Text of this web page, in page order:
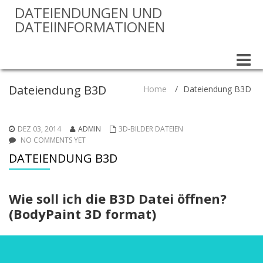
DATEIENDUNGEN UND
DATEIINFORMATIONEN
Toggle
Dateiendung B3D Home / Dateiendung B3D
DEZ 03, 2014 ADMIN
3D-BILDER DATEIEN
NO COMMENTS YET
DATEIENDUNG B3D
Wie soll ich die B3D Datei öffnen?
(BodyPaint 3D format)